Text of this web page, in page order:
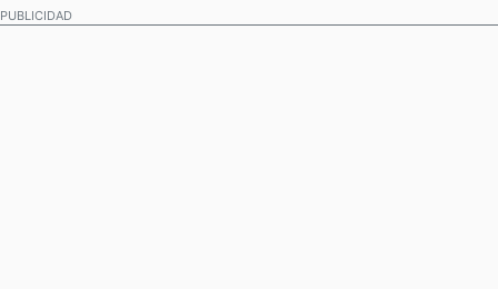
PUBLICIDAD